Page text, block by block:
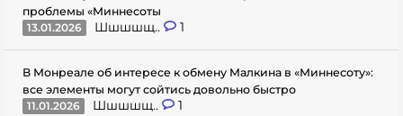
проблемы «Миннесоты
13.01.2026
Шшшшщ.. 1
В Монреале об интересе к обмену Малкина в «Миннесоту»:
все элементы могут сойтись довольно быстро
11.01.2026
Шшшшщ.. 1